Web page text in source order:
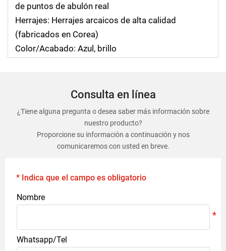
de puntos de abulón real
Herrajes: Herrajes arcaicos de alta calidad
(fabricados en Corea)
Color/Acabado: Azul, brillo
Consulta en línea
¿Tiene alguna pregunta o desea saber más información sobre
nuestro producto?
Proporcione su información a continuación y nos
comunicaremos con usted en breve.
* Indica que el campo es obligatorio
Nombre
Whatsapp/Tel